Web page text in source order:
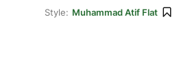
Style: Muhammad Atif Flat